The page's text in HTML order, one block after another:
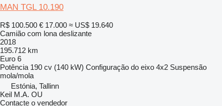
MAN TGL 10.190
R$ 100.500 € 17.000 ≈ US$ 19.640
Camião com lona deslizante
2018
195.712 km
Euro 6
Potência 190 cv (140 kW) Configuração do eixo 4x2 Suspensão
mola/mola
Estónia, Tallinn
Keil M.A. OU
Contacte o vendedor